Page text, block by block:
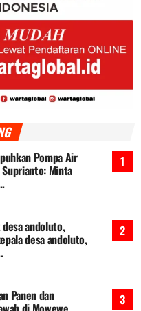
Pompa Air
Minta
desa andoluto,
desa andoluto,
Panen dan